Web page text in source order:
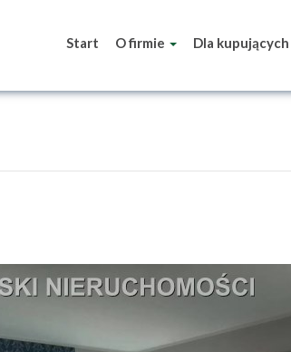
Start O firmie Dla kupujących